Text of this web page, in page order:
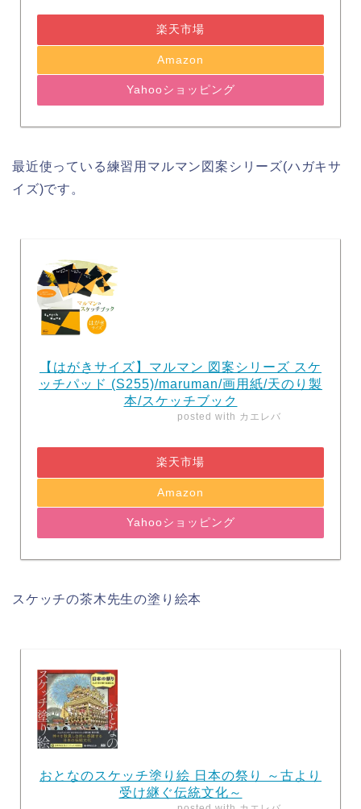
楽天市場
Amazon
Yahooショッピング
最近使っている練習用マルマン図案シリーズ(ハガキサ
イズ)です。
【はがきサイズ】マルマン 図案シリーズ スケ
ッチパッド (S255)/maruman/画用紙/天のり製
本/スケッチブック
posted with カエレバ
楽天市場
Amazon
Yahooショッピング
スケッチの茶木先生の塗り絵本
おとなのスケッチ塗り絵 日本の祭り ～古より
受け継ぐ伝統文化～